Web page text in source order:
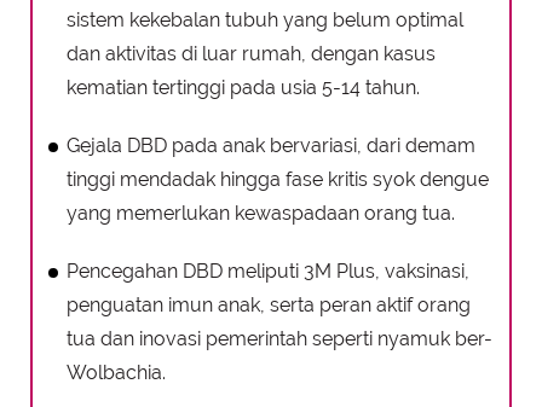
sistem kekebalan tubuh yang belum optimal
dan aktivitas di luar rumah, dengan kasus
kematian tertinggi pada usia 5-14 tahun.
Gejala DBD pada anak bervariasi, dari demam
tinggi mendadak hingga fase kritis syok dengue
yang memerlukan kewaspadaan orang tua.
Pencegahan DBD meliputi 3M Plus, vaksinasi,
penguatan imun anak, serta peran aktif orang
tua dan inovasi pemerintah seperti nyamuk ber-
Wolbachia.